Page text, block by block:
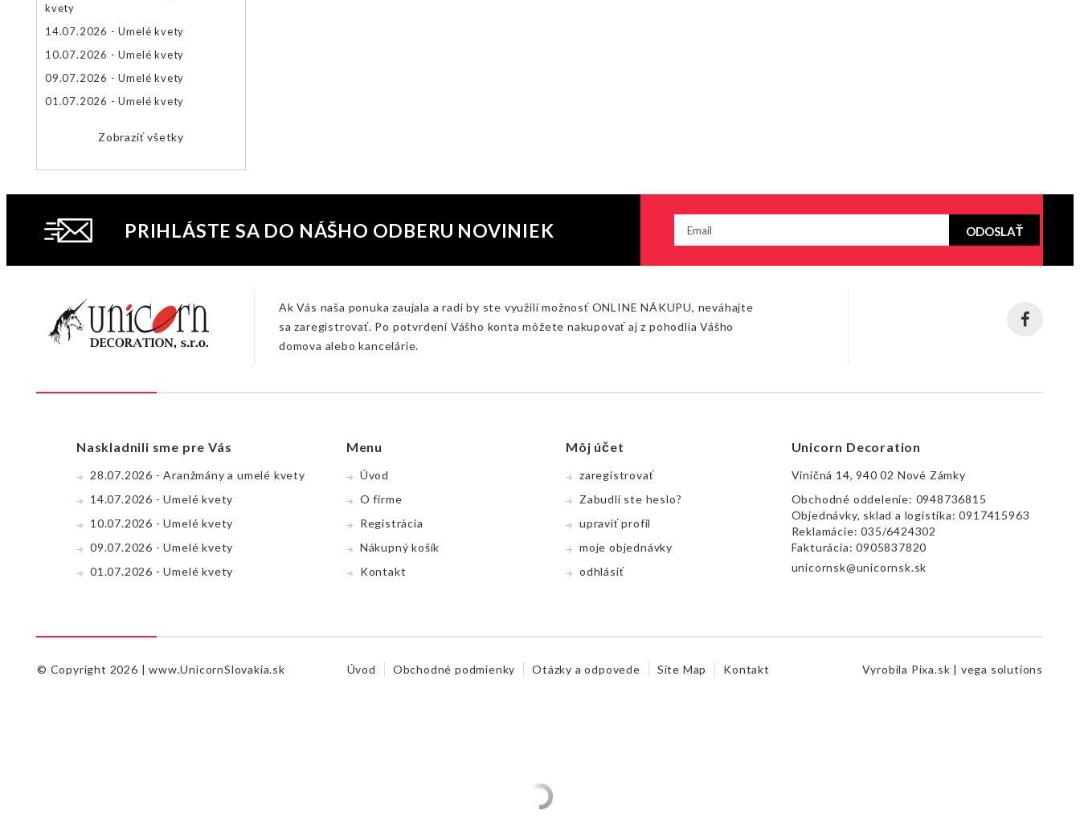
kvety
14.07.2026 - Umelé kvety
10.07.2026 - Umelé kvety
09.07.2026 - Umelé kvety
01.07.2026 - Umelé kvety
Zobraziť všetky
PRIHLÁSTE SA DO NÁŠHO ODBERU NOVINIEK ODOSLAŤ
Ak Vás naša ponuka zaujala a radi by ste využili možnosť ONLINE NÁKUPU, neváhajte
sa zaregistrovať. Po potvrdení Vášho konta môžete nakupovať aj z pohodlia Vášho
domova alebo kancelárie.
Naskladnili sme pre Vás
28.07.2026 - Aranžmány a umelé kvety
14.07.2026 - Umelé kvety
10.07.2026 - Umelé kvety
09.07.2026 - Umelé kvety
01.07.2026 - Umelé kvety
Menu
Úvod
O firme
Registrácia
Nákupný koší­k
Kontakt
Môj účet
zaregistrovať
Zabudli ste heslo?
upraviť profil
moje objednávky
odhlásiť
Unicorn Decoration
Viničná 14, 940 02 Nové Zámky
Obchodné oddelenie: 0948736815
Objednávky, sklad a logistika:0917415963
Reklamácie:035/6424302
Fakturácia:0905837820
unicornsk@unicornsk.sk
© Copyright 2026 |www.UnicornSlovakia.sk Úvod Obchodné podmienky Otázky a odpovede Site Map Kontakt Vyrobila Pixa.sk | vega solutions